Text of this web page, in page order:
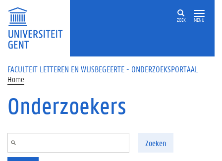
Overslaan en naar de inhoud gaan
ZOEK MENU
FACULTEIT LETTEREN EN WIJSBEGEERTE - ONDERZOEKSPORTAAL
Home
Onderzoekers
Zoeken